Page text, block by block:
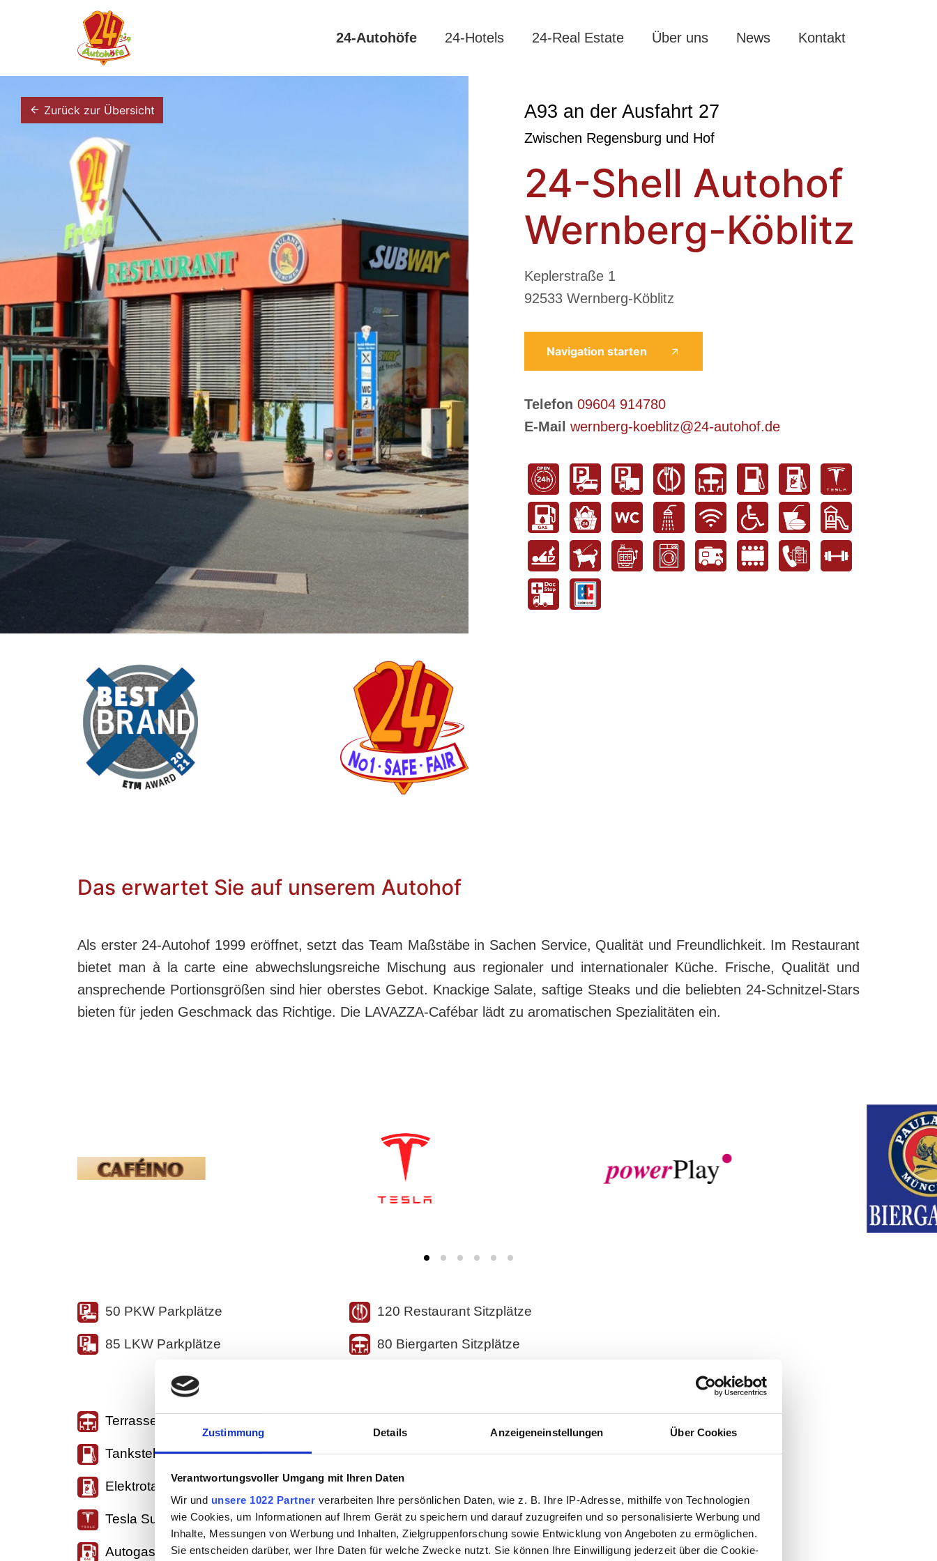
Zustimmung Details Anzeigeneinstellungen Über Cookies
Verantwortungsvoller Umgang mit Ihren Daten
Wir und unsere 1022 Partner verarbeiten Ihre persönlichen Daten, wie z. B. Ihre IP-Adresse, mithilfe von Technologien
wie Cookies, um Informationen auf Ihrem Gerät zu speichern und darauf zuzugreifen und so personalisierte Werbung und
Inhalte, Messungen von Werbung und Inhalten, Zielgruppenforschung sowie Entwicklung von Angeboten zu ermöglichen.
Sie entscheiden darüber, wer Ihre Daten für welche Zwecke nutzt. Sie können Ihre Einwilligung jederzeit über die Cookie-
24-Autohöfe 24-Hotels 24-Real Estate Über uns News Kontakt
Zurück zur Übersicht A93 an der Ausfahrt 27
Zwischen Regensburg und Hof
24-Shell Autohof
Wernberg-Köblitz
Keplerstraße 1
92533 Wernberg-Köblitz
Navigation starten
Telefon 09604 914780
E-Mail wernberg-koeblitz@24-autohof.de
Das erwartet Sie auf unserem Autohof
Als erster 24-Autohof 1999 eröffnet, setzt das Team Maßstäbe in Sachen Service, Qualität und Freundlichkeit. Im Restaurant
bietet man à la carte eine abwechslungsreiche Mischung aus regionaler und internationaler Küche. Frische, Qualität und
ansprechende Portionsgrößen sind hier oberstes Gebot. Knackige Salate, saftige Steaks und die beliebten 24-Schnitzel-Stars
bieten für jeden Geschmack das Richtige. Die LAVAZZA-Cafébar lädt zu aromatischen Spezialitäten ein.
50 PKW Parkplätze
85 LKW Parkplätze
120 Restaurant Sitzplätze
80 Biergarten Sitzplätze
Terrasse/Biergarten
Tankstelle
Elektrotankstelle
Tesla Supercharger
Autogas
Rollstuhlgerecht
Schnellimbiss
Spielplatz
Wickeltisch
Büroservice
Outdoor Fitness